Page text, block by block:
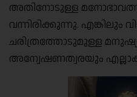
അതിനോടുള്ള
വന്നിരിക്കുന്നു. എങ്കിലും
ചരിത്രത്തോടുമുള്ള
അന്വേഷണത്വരയും